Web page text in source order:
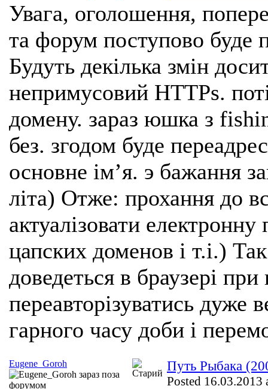
Увага, оголошення,
та форум поступово буде
Будуть декілька змін
непримусовий HTTPs.
домену. зараз юшка з
без. згодом буде
основне імʼя. э бажання
літа) Отже: прохання до
актуалізовати
цапских доменов і т.і.)
доведеться в браузері
переавторізуватись
гарного часу доби і
Путь Рыбака
Posted 16.03.2013
Eugene_Goroh